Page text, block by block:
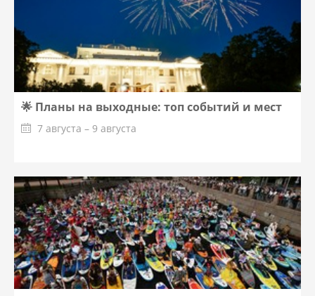
🌟 Планы на выходные: топ событий и мест
7 августа – 9 августа